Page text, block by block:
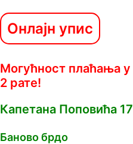
Онлајн упис
Могућност плаћања у
2 рате!
Капетана Попoвића 17
Баново брдо